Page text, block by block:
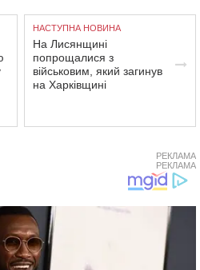
НАСТУПНА НОВИНА
На Лисянщині
попрощалися з
військовим, який загинув
на Харківщині
РЕКЛАМА
РЕКЛАМА